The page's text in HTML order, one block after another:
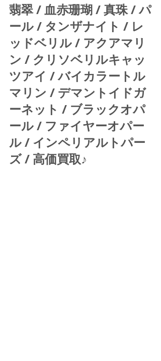
翡翠 / 血赤珊瑚 / 真珠 / パ
ール / タンザナイト / レ
ッドベリル / アクアマリ
ン / クリソベリルキャッ
ツアイ / バイカラートル
マリン / デマントイドガ
ーネット / ブラックオパ
ール / ファイヤーオパー
ル / インペリアルトパー
ズ / 高価買取♪